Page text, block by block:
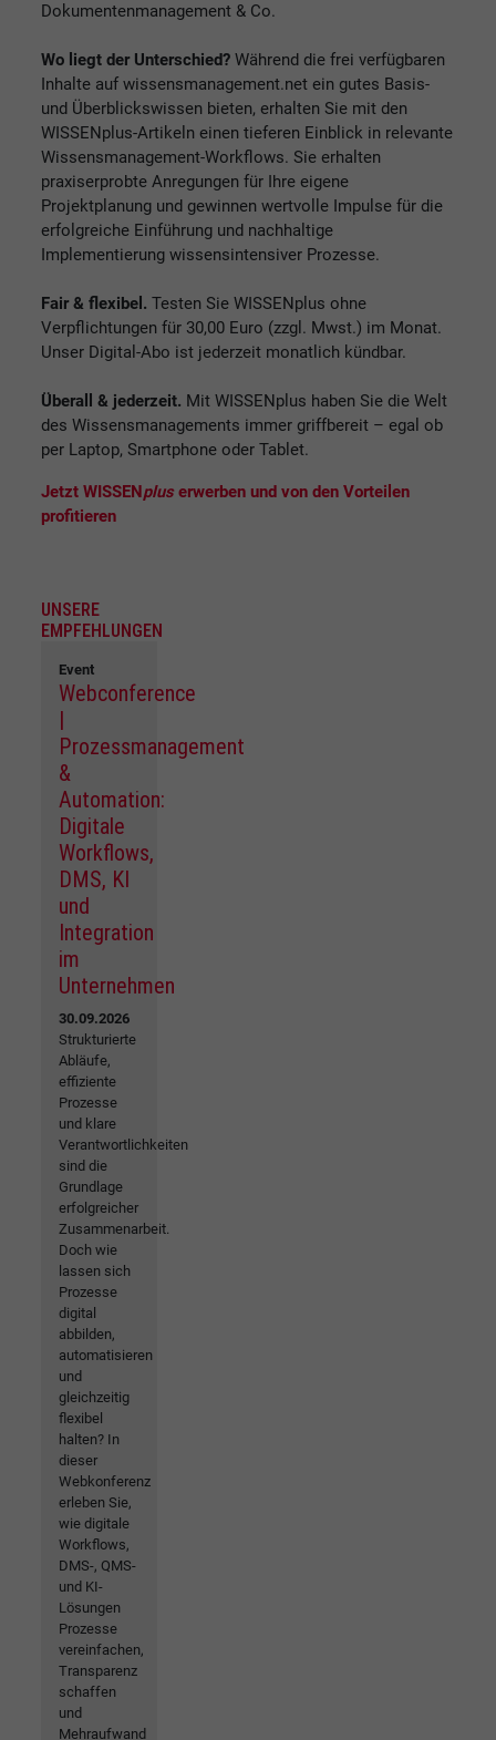
Dokumentenmanagement & Co.
Wo liegt der Unterschied? Während die frei verfügbaren
Inhalte auf wissensmanagement.net ein gutes Basis-
und Überblickswissen bieten, erhalten Sie mit den
WISSENplus-Artikeln einen tieferen Einblick in relevante
Wissensmanagement-Workflows. Sie erhalten
praxiserprobte Anregungen für Ihre eigene
Projektplanung und gewinnen wertvolle Impulse für die
erfolgreiche Einführung und nachhaltige
Implementierung wissensintensiver Prozesse.
Fair & flexibel. Testen Sie WISSENplus ohne
Verpflichtungen für 30,00 Euro (zzgl. Mwst.) im Monat.
Unser Digital-Abo ist jederzeit monatlich kündbar.
Überall & jederzeit. Mit WISSENplus haben Sie die Welt
des Wissensmanagements immer griffbereit – egal ob
per Laptop, Smartphone oder Tablet.
Jetzt WISSEN plus erwerben und von den Vorteilen
profitieren
UNSERE
EMPFEHLUNGEN
Event
Webconference
|
Prozessmanagement
&
Automation:
Digitale
Workflows,
DMS, KI
und
Integration
im
Unternehmen
30.09.2026
Strukturierte
Abläufe,
effiziente
Prozesse
und klare
Verantwortlichkeiten
sind die
Grundlage
erfolgreicher
Zusammenarbeit.
Doch wie
lassen sich
Prozesse
digital
abbilden,
automatisieren
und
gleichzeitig
flexibel
halten? In
dieser
Webkonferenz
erleben Sie,
wie digitale
Workflows,
DMS-, QMS-
und KI-
Lösungen
Prozesse
vereinfachen,
Transparenz
schaffen
und
Mehraufwand